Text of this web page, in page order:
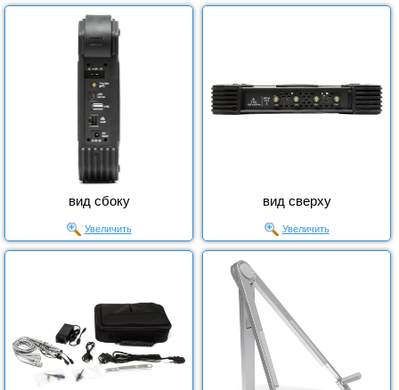
вид сбоку
Увеличить
вид сверху
Увеличить